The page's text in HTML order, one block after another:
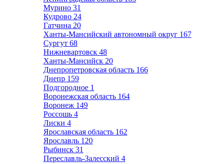
Мурино 31
Кудрово 24
Гатчина 20
Ханты-Мансийский автономный округ 167
Сургут 68
Нижневартовск 48
Ханты-Мансийск 20
Днепропетровская область 166
Днепр 159
Подгородное 1
Воронежская область 164
Воронеж 149
Россошь 4
Лиски 4
Ярославская область 162
Ярославль 120
Рыбинск 31
Переславль-Залесский 4